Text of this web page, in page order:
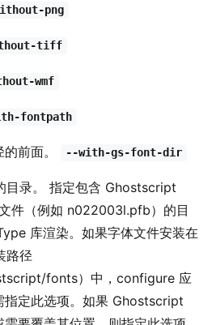
png
tiff
wmf
fontpath
前面。 --with-gs-font-dir
录。 指定包含 Ghostscript
件（例如 n022003l.pfb）的目
库渲染。如果字体文件安装在
路径
fonts）中，configure 应
指定此选项。如果 Ghostscript